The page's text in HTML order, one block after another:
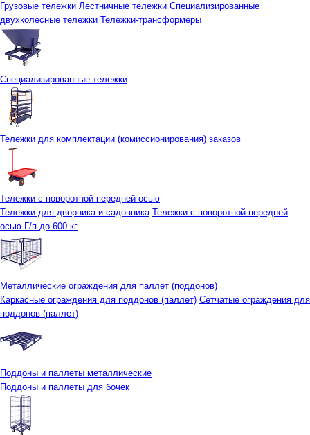
Грузовые тележки Лестничные тележки Специализированные
двухколесные тележки Тележки-трансформеры
Специализированные тележки
Тележки для комплектации (комиссионирования) заказов
Тележки с поворотной передней осью
Тележки для дворника и садовника Тележки с поворотной передней
осью Г/п до 600 кг
Металлические ограждения для паллет (поддонов)
Каркасные ограждения для поддонов (паллет) Сетчатые ограждения для
поддонов (паллет)
Поддоны и паллеты металлические
Поддоны и паллеты для бочек